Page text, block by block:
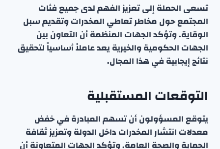
تسعى الحملة إلى تعزيز الفهم لدى جميع فئات
المجتمع حول مخاطر تعاطي المخدرات وتقديم سبل
الوقاية. وتؤكد الجهات المنظمة أن التعاون بين
الجهات الحكومية والخيرية يعد عاملاً أساسياً لتحقيق
نتائج إيجابية في هذا المجال.
التوقعات المستقبلية
يتوقع المسؤولون أن تسهم المبادرة في خفض
معدلات انتشار المخدرات داخل الدولة وتعزيز ثقافة
الحماية والصحة العامة. وتؤكد الجهات المتعاونة أن